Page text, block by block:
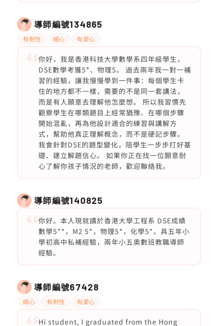
導師編號134865
有耐性 細心 有愛心
你好，我是香港科技大學數學系四年級學生，
DSE數學考獲5*、物理5。 過去兩年我一對一補
習的經驗，讓我慢慢學到一件事：每個學生卡
住的地方都不一樣，需要的不是同一套講法，
而是有人願意去理解他怎麼想。 所以我習慣先
觀察學生在哪類題目上經常猶豫、在哪個步驟
開始混亂，再為他設計適合的練習與講解方
式，幫助他真正理解概念，而不是硬記步驟。
我會針對DSE的題型變化，陪學生一步步打好基
礎、建立解題信心。 如果你正在找一位願意耐
心了解你孩子情況的老師，歡迎聯絡我。
導師編號140825
你好。本人現就讀於香港大學工程系 DSE成績
數學5**，M2 5*，物理5*，化學5*。具五年小
學初高中私補經驗，兩年小五奧數班教職導師
經驗。
導師編號67428
細心 有耐性 有愛心
Hi student, I graduated from the Hong